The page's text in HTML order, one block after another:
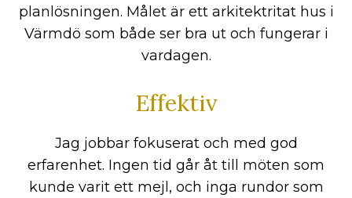
planlösningen. Målet är ett arkitektritat hus i
Värmdö som både ser bra ut och fungerar i
vardagen.
Effektiv
Jag jobbar fokuserat och med god
erfarenhet. Ingen tid går åt till möten som
kunde varit ett mejl, och inga rundor som